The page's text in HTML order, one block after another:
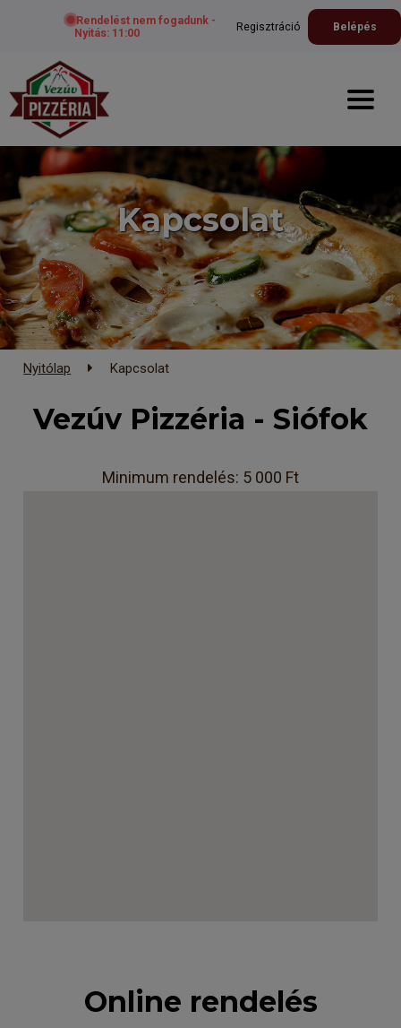
Rendelést nem fogadunk -
Nyitás: 11:00
Regisztráció Belépés
Kapcsolat
Nyitólap Kapcsolat
Vezúv Pizzéria - Siófok
Minimum rendelés: 5 000 Ft
Online rendelés